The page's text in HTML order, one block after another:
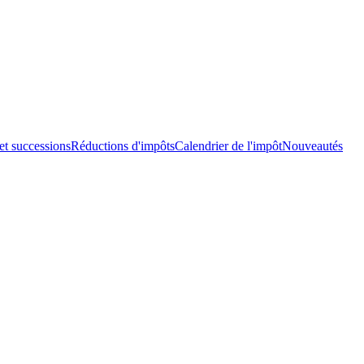
successionsRéductions d'impôtsCalendrier de l'impôtNouveautés